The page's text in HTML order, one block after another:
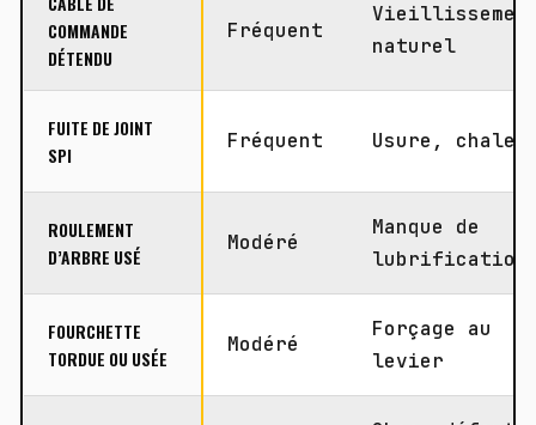
COMMANDE
DÉTENDU
Fréquent
naturel
FUITE DE JOINT
SPI
Fréquent Usure,
ROULEMENT
D’ARBRE USÉ
Modéré
Manque de
lubrification
FOURCHETTE
TORDUE OU USÉE
Modéré
Forçage au
levier